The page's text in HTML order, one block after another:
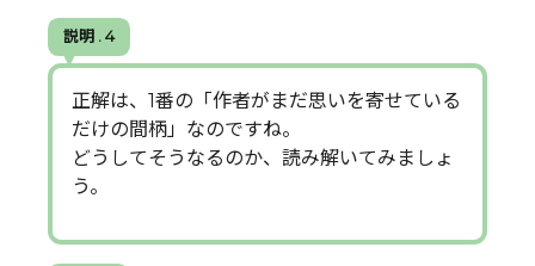
説明 . 4
正解は、1番の「作者がまだ思いを寄せている
だけの間柄」なのですね。
どうしてそうなるのか、読み解いてみましょ
う。